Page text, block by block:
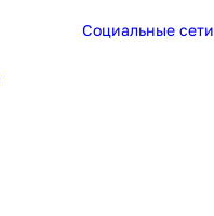
Социальные сети